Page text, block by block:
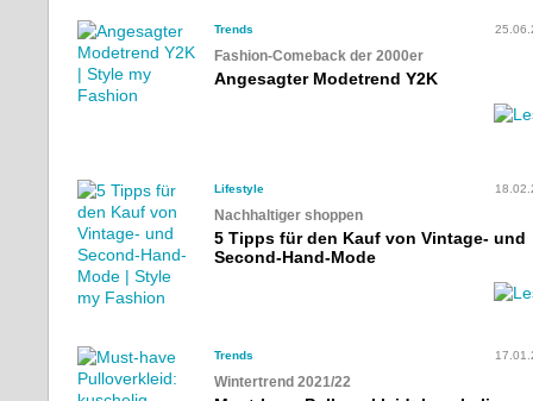
Trends
Fashion-Comeback der 2000er
Angesagter Modetrend Y2K
Lifestyle
Nachhaltiger shoppen
5 Tipps für den Kauf von Vintage- und
Second-Hand-Mode
Trends
Wintertrend 2021/22